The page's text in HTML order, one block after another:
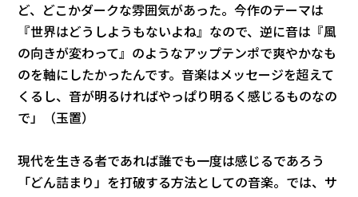
ど、どこかダークな雰囲気があった。今作のテーマは
『世界はどうしようもないよね』なので、逆に音は『風
の向きが変わって』のようなアップテンポで爽やかなも
のを軸にしたかったんです。音楽はメッセージを超えて
くるし、音が明るければやっぱり明るく感じるものなの
で」（玉置）
現代を生きる者であれば誰でも一度は感じるであろう
「どん詰まり」を打破する方法としての音楽。では、サ